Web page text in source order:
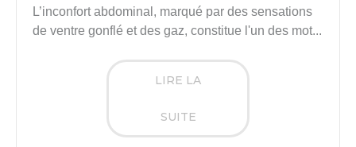
L’inconfort abdominal, marqué par des sensations
de ventre gonflé et des gaz, constitue l'un des mot...
LIRE LA
SUITE